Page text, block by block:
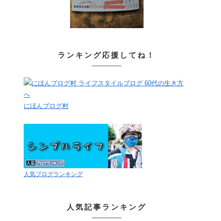
ランキング応援してね！
にほんブログ村
人気ブログランキング
人気記事ランキング